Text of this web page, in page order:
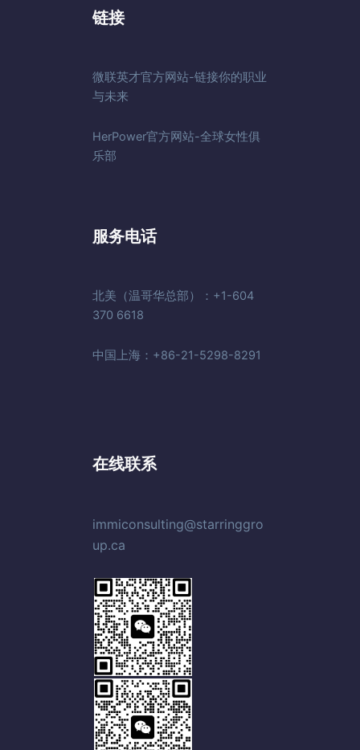
链接
微联英才官方网站-链接你的职业
与未来
HerPower官方网站-全球女性俱
乐部
服务电话
北美（温哥华总部）：+1-604
370 6618
中国上海：+86-21-5298-8291
在线联系
immiconsulting@starringgro
up.ca